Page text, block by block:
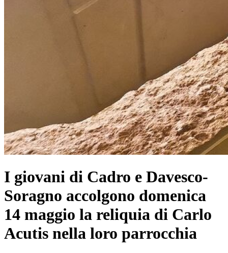
I giovani di Cadro e Davesco-
Soragno accolgono domenica
14 maggio la reliquia di Carlo
Acutis nella loro parrocchia